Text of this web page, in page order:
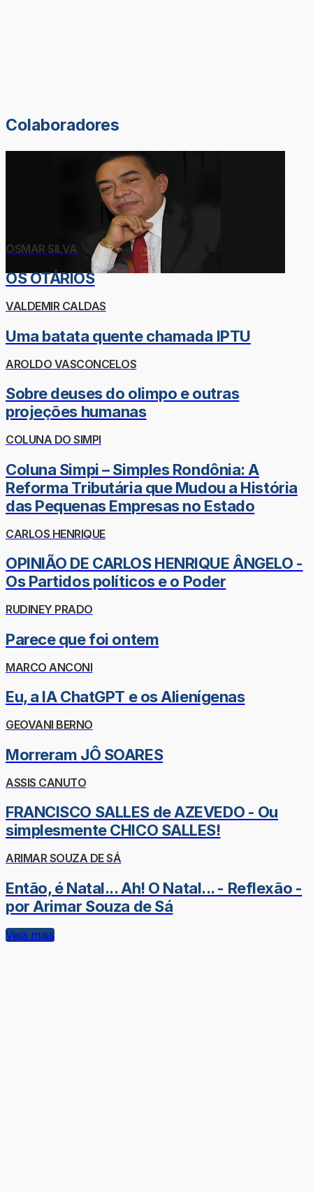
Colaboradores
OSMAR SILVA
OS OTÁRIOS
VALDEMIR CALDAS
Uma batata quente chamada IPTU
AROLDO VASCONCELOS
Sobre deuses do olimpo e outras
projeções humanas
COLUNA DO SIMPI
Coluna Simpi – Simples Rondônia: A
Reforma Tributária que Mudou a História
das Pequenas Empresas no Estado
CARLOS HENRIQUE
OPINIÃO DE CARLOS HENRIQUE ÂNGELO -
Os Partidos políticos e o Poder
RUDINEY PRADO
Parece que foi ontem
MARCO ANCONI
Eu, a IA ChatGPT e os Alienígenas
GEOVANI BERNO
Morreram JÔ SOARES
ASSIS CANUTO
FRANCISCO SALLES de AZEVEDO - Ou
simplesmente CHICO SALLES!
ARIMAR SOUZA DE SÁ
Então, é Natal... Ah! O Natal... - Reflexão -
por Arimar Souza de Sá
Veja mais